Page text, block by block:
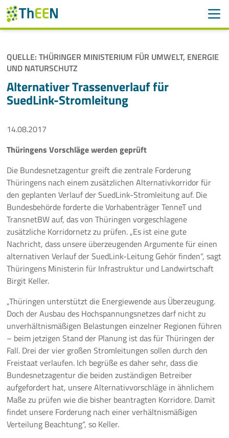
Navigation überspringen
ThEEN
Services
Aktivitäten
Veranstaltungen
Aktuelles
Meldungen
Pressemeldungen
Branchenmeldungen
Statements
Positionen
Jobs
Mediathek
Akkreditierung
Mehr
QUELLE: THÜRINGER MINISTERIUM FÜR UMWELT, ENERGIE
UND NATURSCHUTZ
Alternativer Trassenverlauf für
SuedLink-Stromleitung
14.08.2017
Thüringens Vorschläge werden geprüft
Die Bundesnetzagentur greift die zentrale Forderung
Thüringens nach einem zusätzlichen Alternativkorridor für
den geplanten Verlauf der SuedLink-Stromleitung auf. Die
Bundesbehörde forderte die Vorhabenträger TenneT und
TransnetBW auf, das von Thüringen vorgeschlagene
zusätzliche Korridornetz zu prüfen. „Es ist eine gute
Nachricht, dass unsere überzeugenden Argumente für einen
alternativen Verlauf der SuedLink-Leitung Gehör finden“, sagt
Thüringens Ministerin für Infrastruktur und Landwirtschaft
Birgit Keller.
„Thüringen unterstützt die Energiewende aus Überzeugung.
Doch der Ausbau des Hochspannungsnetzes darf nicht zu
unverhältnismäßigen Belastungen einzelner Regionen führen
– beim jetzigen Stand der Planung ist das für Thüringen der
Fall. Drei der vier großen Stromleitungen sollen durch den
Freistaat verlaufen. Ich begrüße es daher sehr, dass die
Bundesnetzagentur die beiden zuständigen Betreiber
aufgefordert hat, unsere Alternativvorschläge in ähnlichem
Maße zu prüfen wie die bisher beantragten Korridore. Damit
findet unsere Forderung nach einer verhältnismäßigen
Verteilung Beachtung“, so Keller.